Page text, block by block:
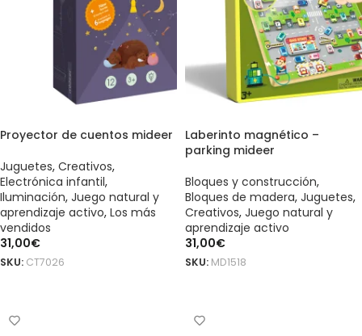
Proyector de cuentos mideer
Juguetes, Creativos,
Electrónica infantil,
Iluminación, Juego natural y
aprendizaje activo, Los más
vendidos
31,00€
SKU: CT7026
Laberinto magnético –
parking mideer
Bloques y construcción,
Bloques de madera, Juguetes,
Creativos, Juego natural y
aprendizaje activo
31,00€
SKU: MD1518